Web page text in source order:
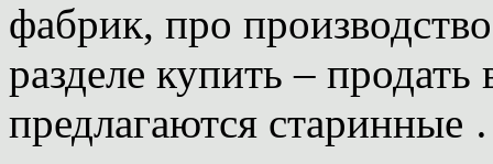
фабрик, про
разделе купить – продать
предлагаются